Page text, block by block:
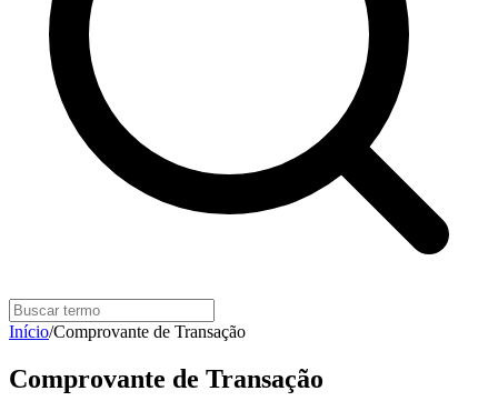
Início/Comprovante de Transação
Comprovante de Transação